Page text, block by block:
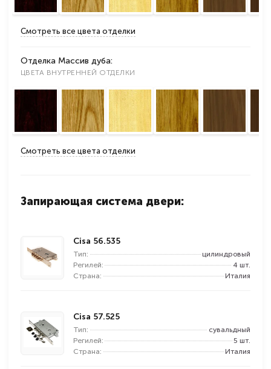
Смотреть все цвета отделки
Отделка Массив дуба:
ЦВЕТА ВНУТРЕННЕЙ ОТДЕЛКИ
Смотреть все цвета отделки
Запирающая система двери:
Cisa 56.535
Тип:
цилиндровый
Регилей:
4 шт.
Страна:
Италия
Cisa 57.525
Тип:
сувальдный
Регилей:
5 шт.
Страна:
Италия